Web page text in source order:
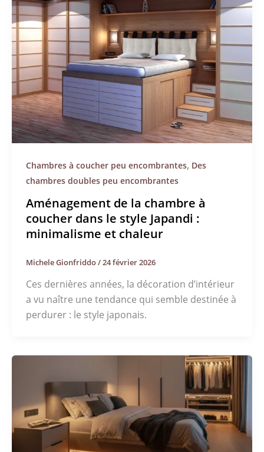
Chambres à coucher peu encombrantes, Des
chambres doubles peu encombrantes
Aménagement de la chambre à
coucher dans le style Japandi :
minimalisme et chaleur
Michele Gionfriddo/24 février 2026
Ces dernières années, la décoration d’intérieur
a vu naître une tendance qui semble destinée à
perdurer : le style japonais.